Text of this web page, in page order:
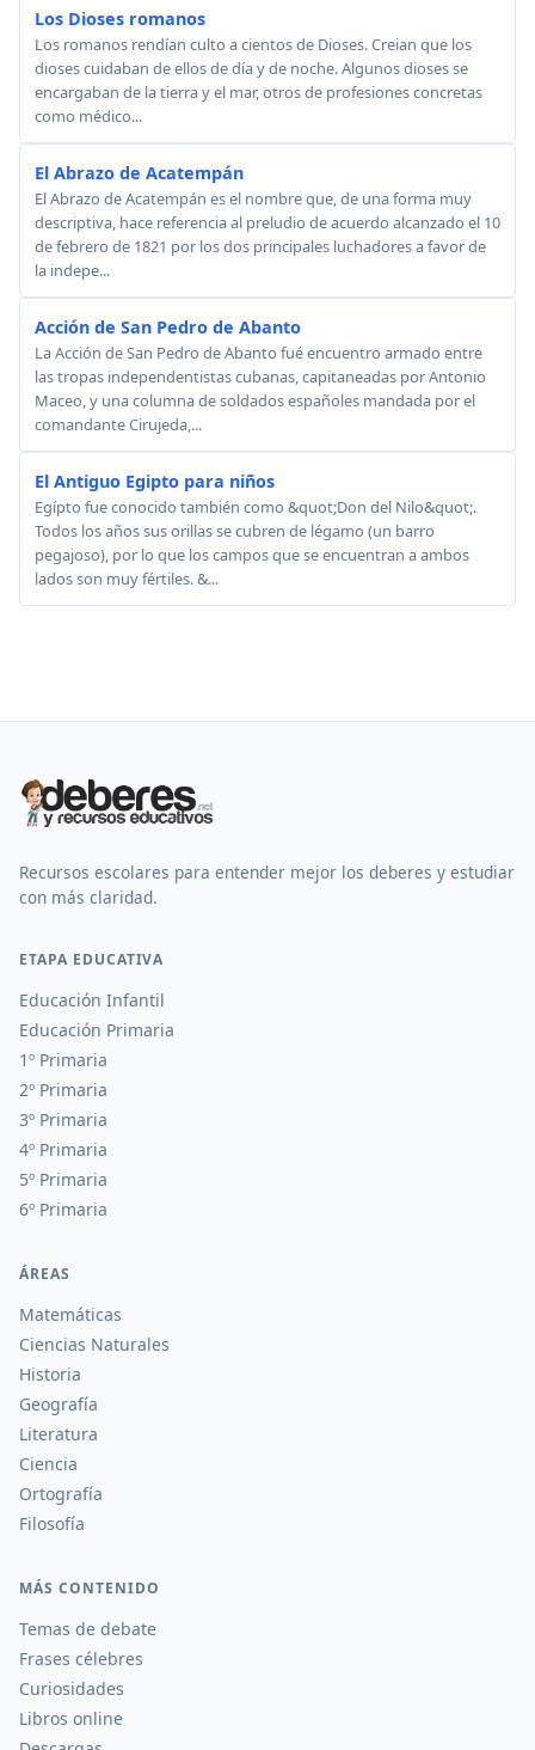
Los Dioses romanos
Los romanos rendían culto a cientos de Dioses. Creian que los
dioses cuidaban de ellos de día y de noche. Algunos dioses se
encargaban de la tierra y el mar, otros de profesiones concretas
como médico...
El Abrazo de Acatempán
El Abrazo de Acatempán es el nombre que, de una forma muy
descriptiva, hace referencia al preludio de acuerdo alcanzado el 10
de febrero de 1821 por los dos principales luchadores a favor de
la indepe...
Acción de San Pedro de Abanto
La Acción de San Pedro de Abanto fué encuentro armado entre
las tropas independentistas cubanas, capitaneadas por Antonio
Maceo, y una columna de soldados españoles mandada por el
comandante Cirujeda,...
El Antiguo Egipto para niños
Egípto fue conocido también como &quot;Don del Nilo&quot;.
Todos los años sus orillas se cubren de légamo (un barro
pegajoso), por lo que los campos que se encuentran a ambos
lados son muy fértiles. &...
Recursos escolares para entender mejor los deberes y estudiar
con más claridad.
ETAPA EDUCATIVA
Educación Infantil
Educación Primaria
1º Primaria
2º Primaria
3º Primaria
4º Primaria
5º Primaria
6º Primaria
ÁREAS
Matemáticas
Ciencias Naturales
Historia
Geografía
Literatura
Ciencia
Ortografía
Filosofía
MÁS CONTENIDO
Temas de debate
Frases célebres
Curiosidades
Libros online